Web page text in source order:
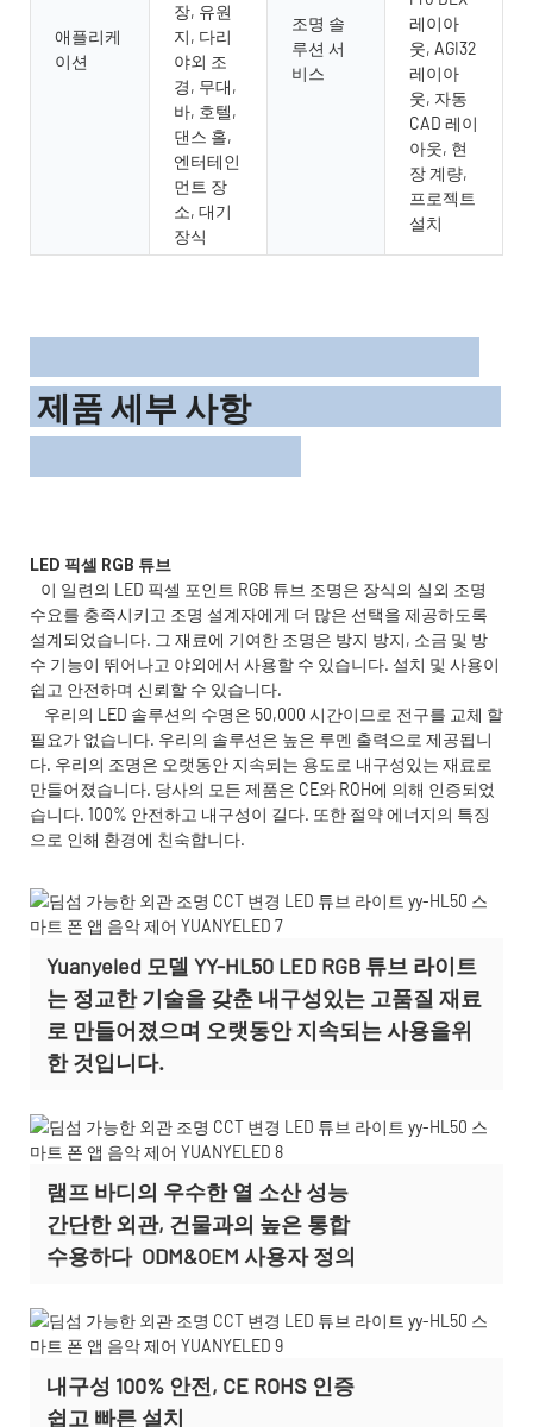
애플리케
이션
장, 유원
지, 다리
야외 조
경, 무대,
바, 호텔,
댄스 홀,
엔터테인
먼트 장
소, 대기
장식
조명 솔
루션 서
비스
레이아
웃, AGI32
레이아
웃, 자동
CAD 레이
아웃, 현
장 계량,
프로젝트
설치
제품 세부 사항
이 일련의 LED 픽셀 포인트 RGB 튜브 조명은 장식의 실외 조명
수요를 충족시키고 조명 설계자에게 더 많은 선택을 제공하도록
설계되었습니다. 그 재료에 기여한 조명은 방지 방지, 소금 및 방
수 기능이 뛰어나고 야외에서 사용할 수 있습니다. 설치 및 사용이
쉽고 안전하며 신뢰할 수 있습니다.
우리의 LED 솔루션의 수명은 50,000 시간이므로 전구를 교체 할
필요가 없습니다. 우리의 솔루션은 높은 루멘 출력으로 제공됩니
다. 우리의 조명은 오랫동안 지속되는 용도로 내구성있는 재료로
만들어졌습니다. 당사의 모든 제품은 CE와 ROH에 의해 인증되었
습니다. 100% 안전하고 내구성이 길다. 또한 절약 에너지의 특징
으로 인해 환경에 친숙합니다.
Yuanyeled 모델 YY-HL50 LED RGB 튜브 라이트
는 정교한 기술을 갖춘 내구성있는 고품질 재료
로 만들어졌으며 오랫동안 지속되는 사용을위
한 것입니다.
램프 바디의 우수한 열 소산 성능
간단한 외관, 건물과의 높은 통합
수용하다 ODM&OEM 사용자 정의
내구성 100% 안전, CE ROHS 인증
쉽고 빠른 설치